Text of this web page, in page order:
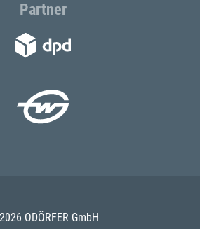
Partner
ODÖRFER GmbH